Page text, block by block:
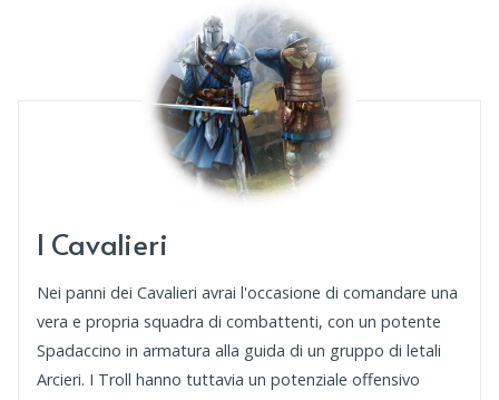
I Cavalieri
Nei panni dei Cavalieri avrai l'occasione di comandare una
vera e propria squadra di combattenti, con un potente
Spadaccino in armatura alla guida di un gruppo di letali
Arcieri. I Troll hanno tuttavia un potenziale offensivo